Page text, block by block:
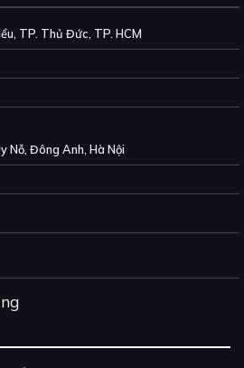
TP. Thủ Đức, TP. HCM
Nỗ, Đông Anh, Hà Nội